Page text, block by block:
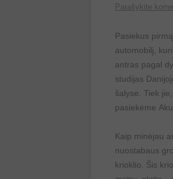
Parašykite
Pasiekus
automobilį,
antras pagal
studijas
šalyse. Tiek
pasiekėme
Kaip minėjau
nuostabaus
krioklio. Šis